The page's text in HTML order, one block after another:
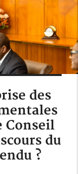
des
Conseil
du
?